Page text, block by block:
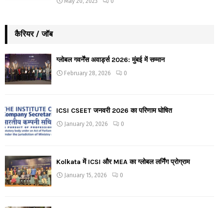
कैरियर / जॉब
ग्लोबल गवर्नेंस अवार्ड्स 2026: मुंबई में सम्मान
February 28, 2026 0
ICSI CSEET जनवरी 2026 का परिणाम घोषित
January 20, 2026 0
Kolkata में ICSI और MEA का ग्लोबल लर्निंग प्रोग्राम
January 15, 2026 0